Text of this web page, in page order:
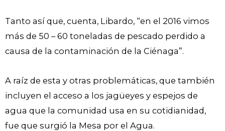
Tanto así que, cuenta, Libardo, “en el 2016 vimos
más de 50 – 60 toneladas de pescado perdido a
causa de la contaminación de la Ciénaga”.
A raíz de esta y otras problemáticas, que también
incluyen el acceso a los jagüeyes y espejos de
agua que la comunidad usa en su cotidianidad,
fue que surgió la Mesa por el Agua.